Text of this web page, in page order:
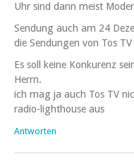
Uhr sind dann meist
Sendung auch am 24
die Sendungen von Tos
Es soll keine Konkurenz
Herrn.
ich mag ja auch Tos TV
radio-lighthouse aus
Antworten